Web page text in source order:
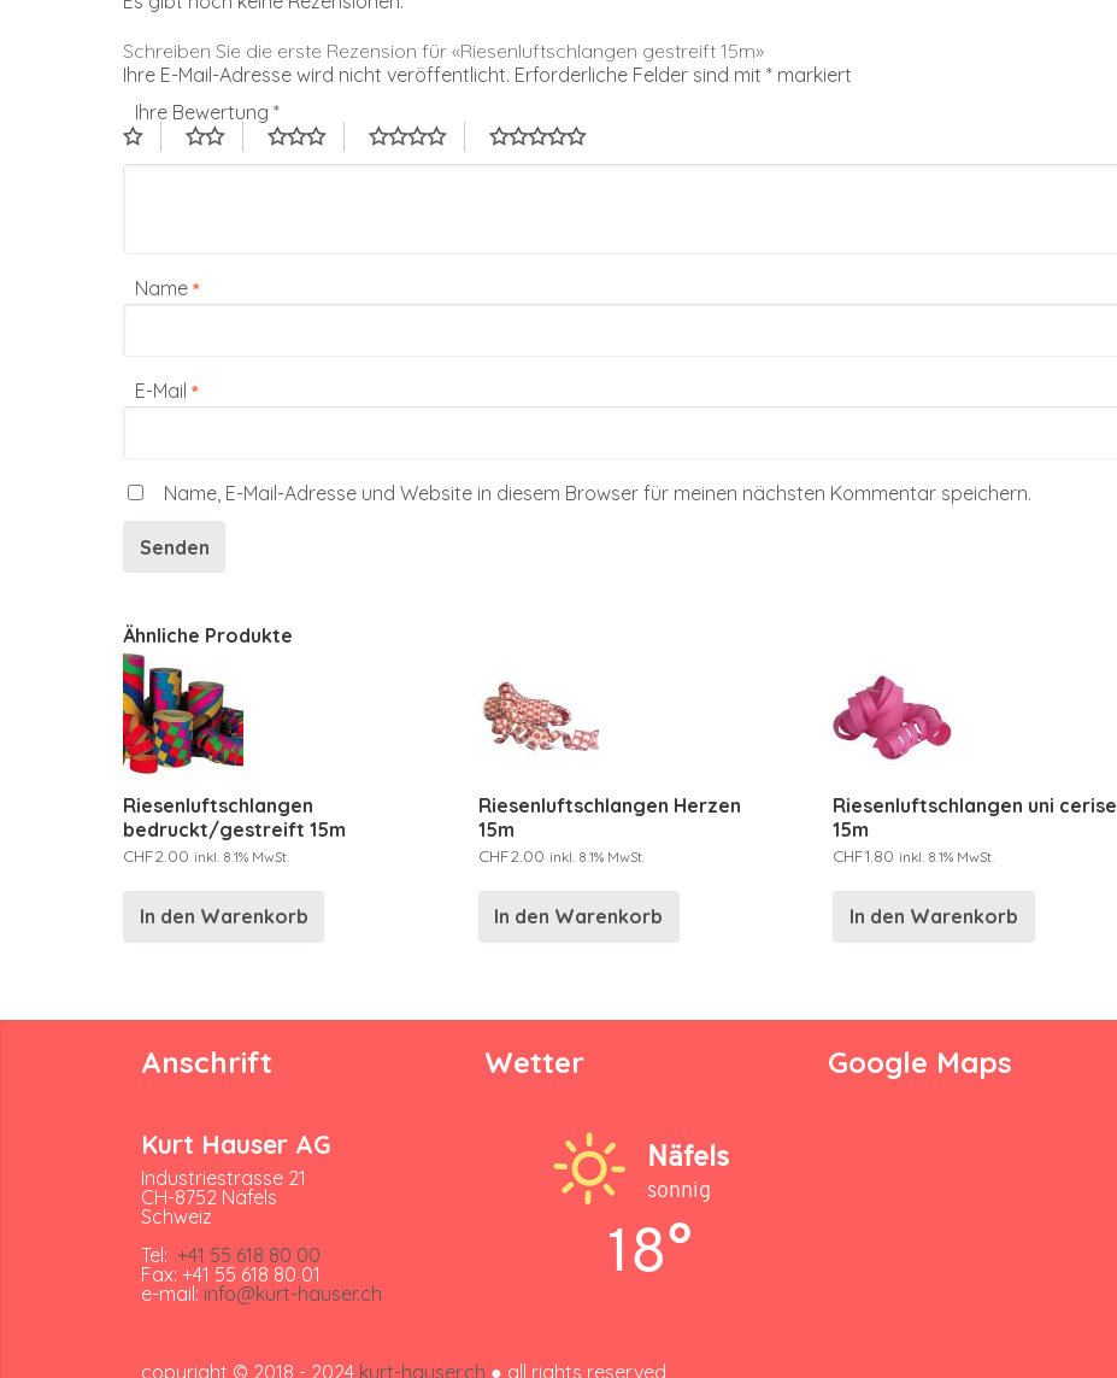
Schreiben Sie die erste Rezension für «Riesenluftschlangen gestreift 15m»
Ihre E-Mail-Adresse wird nicht veröffentlicht. Erforderliche Felder sind mit * markiert
Ihre Bewertung *
Name *
E-Mail *
Name, E-Mail-Adresse und Website in diesem Browser für meinen nächsten Kommentar speichern.
Ähnliche Produkte
Riesenluftschlangen
bedruckt/gestreift 15m
CHF2.00 inkl. 8.1% MwSt.
In den Warenkorb
Riesenluftschlangen Herzen
15m
CHF2.00 inkl. 8.1% MwSt.
In den Warenkorb
Riesenluftschlangen uni cerise
15m
CHF1.80 inkl. 8.1% MwSt.
In den Warenkorb
Anschrift
Kurt Hauser AG
Industriestrasse 21
CH-8752 Näfels
Schweiz
Tel: +41 55 618 80 00
Fax: +41 55 618 80 01
e-mail: info@kurt-hauser.ch
Wetter
Näfels
sonnig
18°
Google Maps
copyright © 2018 - 2024 kurt-hauser.ch ● all rights reserved